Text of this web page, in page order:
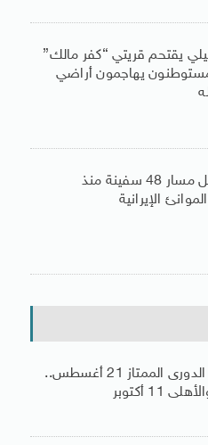
يقتحم قريتي “كفر مالك”
يهاجمون أراضي
(سنتكوم): تحويل مسار 48 سفينة منذ
الإيرانية
رسميًا.. انطلاق الدورى الممتاز 21 أغسطس..
أكتوبر